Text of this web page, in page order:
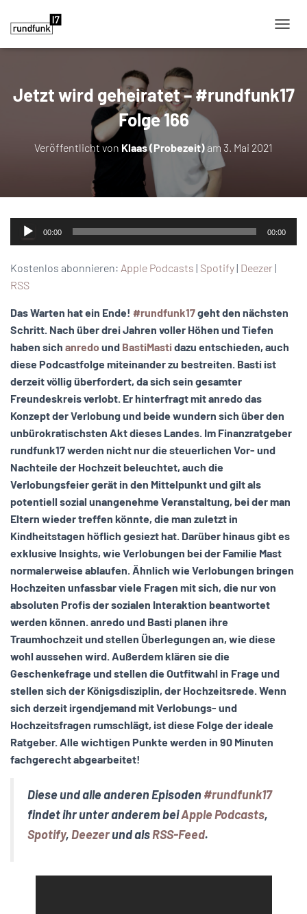
Jetzt wird geheiratet – #rundfunk17
Folge 166
Veröffentlicht von Klaas (Probezeit)am 3. Mai 2021
Audio-
Player
00:00 00:00
Kostenlos abonnieren: Apple Podcasts | Spotify| Deezer|
RSS
Das Warten hat ein Ende! #rundfunk17geht den nächsten
Schritt. Nach über drei Jahren voller Höhen und Tiefen
haben sich anredound BastiMastidazu entschieden, auch
diese Podcastfolge miteinander zu bestreiten. Basti ist
derzeit völlig überfordert, da sich sein gesamter
Freundeskreis verlobt. Er hinterfragt mit anredo das
Konzept der Verlobung und beide wundern sich über den
unbürokratischsten Akt dieses Landes. Im Finanzratgeber
rundfunk17 werden nicht nur die steuerlichen Vor- und
Nachteile der Hochzeit beleuchtet, auch die
Verlobungsfeier gerät in den Mittelpunkt und gilt als
potentiell sozial unangenehme Veranstaltung, bei der man
Eltern wieder treffen könnte, die man zuletzt in
Kindheitstagen höflich gesiezt hat. Darüber hinaus gibt es
exklusive Insights, wie Verlobungen bei der Familie Mast
normalerweise ablaufen.Ähnlich wie Verlobungen bringen
Hochzeiten unfassbar viele Fragen mit sich, die nur von
absoluten Profis der sozialen Interaktion beantwortet
werden können.anredo und Basti planen ihre
Traumhochzeit und stellen Überlegungen an, wie diese
wohl aussehen wird. Außerdem klären sie die
Geschenkefrage und stellen die Outfitwahl in Frage und
stellen sich der Königsdisziplin, der Hochzeitsrede. Wenn
sich derzeit irgendjemand mit Verlobungs- und
Hochzeitsfragen rumschlägt, ist diese Folge der ideale
Ratgeber. Alle wichtigen Punkte werden in 90 Minuten
fachgerecht abgearbeitet!
Diese und alle anderen Episoden #rundfunk17
findet ihr unter anderem beiApple Podcasts,
Spotify, Deezerund alsRSS-Feed.